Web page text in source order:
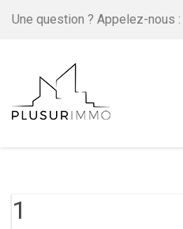
Une question ? Appelez-nous :
1